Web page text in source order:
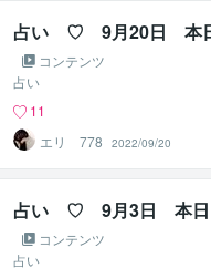
占い ♡ 9月20日 本
コンテンツ
占い
11
エリ 778
2022/09/20
占い ♡ 9月3日 本日
コンテンツ
占い